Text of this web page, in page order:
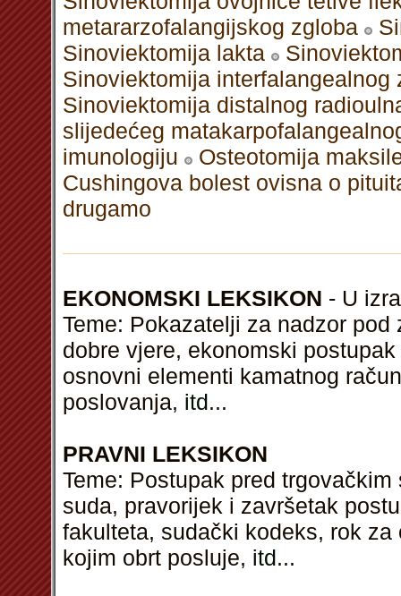
metararzofalangijskog zgloba
Sinoviektomija lakta
Sinoviektomija interfalangealnog
Sinoviektomija distalnog
slijedećeg
imunologiju
Osteotomija
Cushingova bolest ovisna o
drugamo
EKONOMSKI LEKSIKON - U
Teme: Pokazatelji za nadzor
dobre vjere, ekonomski
osnovni elementi kamatnog
poslovanja, itd...
PRAVNI LEKSIKON
Teme: Postupak pred
suda, pravorijek i završetak
fakulteta, sudački kodeks, rok
kojim obrt posluje, itd...